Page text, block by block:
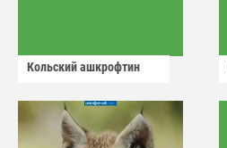
Кольский ашкрофтин